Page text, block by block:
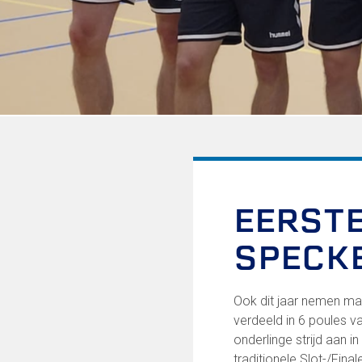
Informatie voor de Pers
Onze historie
Onze S.P.O.R.T waarden
Fysiotherapie voor leden
Onze vrijwilligers en ereleden
Sportiviteit & respect
Ook dit jaar nemen
verdeeld in 6 poules
onderlinge strijd aan